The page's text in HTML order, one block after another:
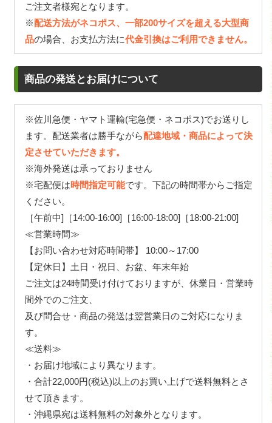
ご注文者様宛となります。
※配送方法がネコポス、一部200サイズを超える大型商
品の場合、お支払方法に代金引換はご利用できません。
商品の発送とお届けについて
※佐川急便・ヤマト運輸(宅急便・ネコポス)でお送りし
ます。配送業者は勝手ながら配達地域・商品によって決
定させていただきます。
※海外発送は承っておりません
※宅配便は時間指定可能です。下記の時間帯からご指定
ください。
［午前中]［14:00-16:00]［16:00-18:00]［18:00-21:00]
≪営業時間≫
【お問い合わせ対応時間帯】 10:00～17:00
【定休日】土日・祝日、お盆、年末年始
ご注文は24時間受け付けておりますが、休業日・営業時
間外でのご注文、
及び問合せ・商品の発送は翌営業日のご対応になりま
す。
≪送料≫
・お届け地域により異なります。
・合計22,000円(税込)以上のお買い上げで送料無料とさ
せて頂きます。
・沖縄県宛は送料無料の対象外となります。